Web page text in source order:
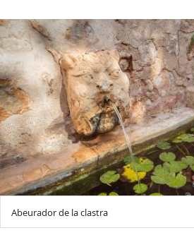
Abeurador de la clastra